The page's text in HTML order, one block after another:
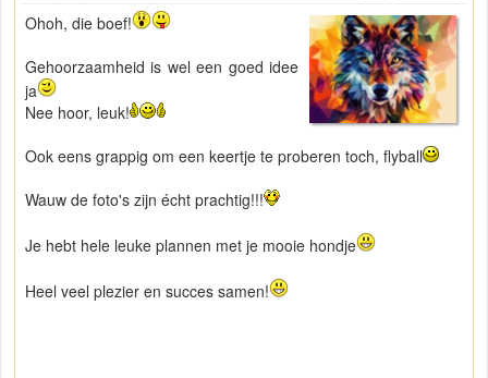
Ohoh, die boef!
Gehoorzaamheid is wel een goed idee
ja
Nee hoor, leuk!
Ook eens grappig om een keertje te proberen toch, flyball
Wauw de foto's zijn écht prachtig!!!
Je hebt hele leuke plannen met je mooie hondje
Heel veel plezier en succes samen!